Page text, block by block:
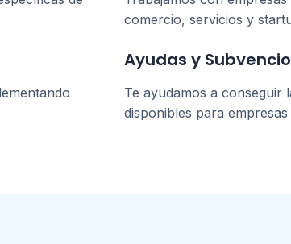
comercio, servicios y
Ayudas y
Te ayudamos a conseguir
disponibles para empresas